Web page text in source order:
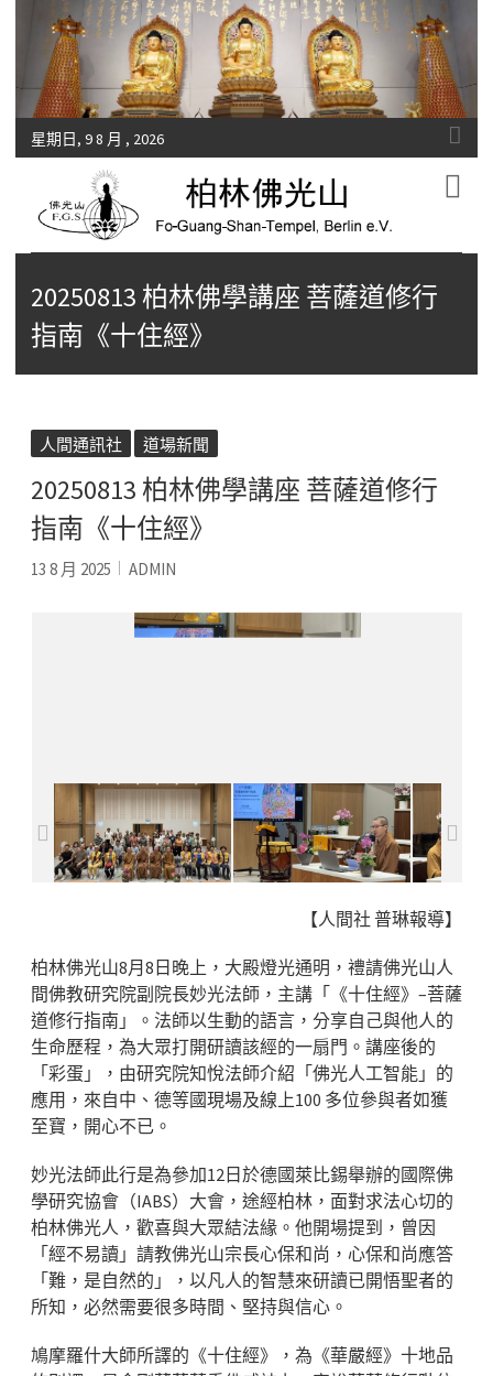
星期日, 9 8 月 , 2026
Fo-Guang-Shan-Tempel, Berlin e.V.
20250813 柏林佛學講座 菩薩道修行
指南《十住經》
人間通訊社 道場新聞
20250813 柏林佛學講座 菩薩道修行
指南《十住經》
13 8 月 2025 ADMIN
【人間社 普琳報導】
柏林佛光山8月8日晚上，大殿燈光通明，禮請佛光山人
間佛教研究院副院長妙光法師，主講「《十住經》–菩薩
道修行指南」。法師以生動的語言，分享自己與他人的
生命歷程，為大眾打開研讀該經的一扇門。講座後的
「彩蛋」，由研究院知悅法師介紹「佛光人工智能」的
應用，來自中、德等國現場及線上100 多位參與者如獲
至寶，開心不已。
妙光法師此行是為參加12日於德國萊比錫舉辦的國際佛
學研究協會（IABS）大會，途經柏林，面對求法心切的
柏林佛光人，歡喜與大眾結法緣。他開場提到，曾因
「經不易讀」請教佛光山宗長心保和尚，心保和尚應答
「難，是自然的」，以凡人的智慧來研讀已開悟聖者的
所知，必然需要很多時間、堅持與信心。
鳩摩羅什大師所譯的《十住經》，為《華嚴經》十地品